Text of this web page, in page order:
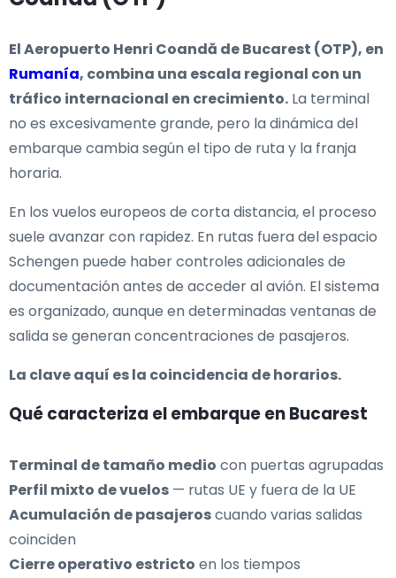
El Aeropuerto Henri Coandă de Bucarest (OTP), en
Rumanía, combina una escala regional con un
tráfico internacional en crecimiento. La terminal
no es excesivamente grande, pero la dinámica del
embarque cambia según el tipo de ruta y la franja
horaria.
En los vuelos europeos de corta distancia, el proceso
suele avanzar con rapidez. En rutas fuera del espacio
Schengen puede haber controles adicionales de
documentación antes de acceder al avión. El sistema
es organizado, aunque en determinadas ventanas de
salida se generan concentraciones de pasajeros.
La clave aquí es la coincidencia de horarios.
Qué caracteriza el embarque en Bucarest
Terminal de tamaño medio con puertas agrupadas
Perfil mixto de vuelos — rutas UE y fuera de la UE
Acumulación de pasajeroscuando varias salidas
coinciden
Cierre operativo estricto en los tiempos